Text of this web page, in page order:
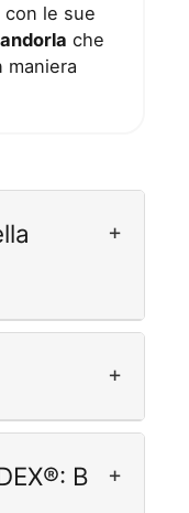
le sue
che
maniera
B